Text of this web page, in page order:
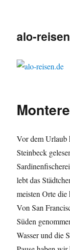
alo-
Vor dem
Steinbeck
lebt das
meisten Orte
Von San
Süden
Wasser und die